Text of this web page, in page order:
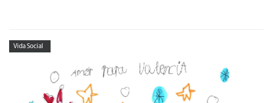
Vida Social